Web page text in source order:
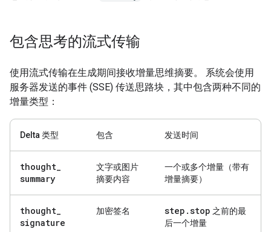
包含思考的流式传输
使用流式传输在生成期间接收增量思维摘要。 系统会使用
服务器发送的事件 (SSE) 传送思路块，其中包含两种不同的
增量类型：
Delta 类型 包含 发送时间
thought_
summary
文字或图片
摘要内容
一个或多个增量（带有
增量摘要）
thought_
signature
加密签名 step .stop 之前的最
后一个增量